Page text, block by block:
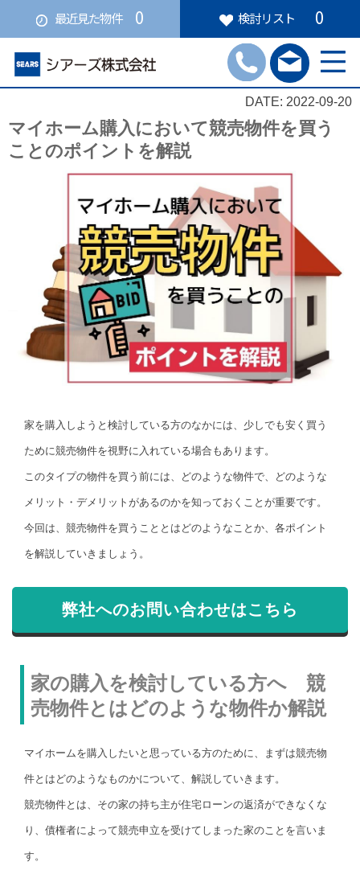
最近見た物件 0 検討リスト 0
DATE: 2022-09-20
マイホーム購入において競売物件を買う
ことのポイントを解説
家を購入しようと検討している方のなかには、少しでも安く買う
ために競売物件を視野に入れている場合もあります。
このタイプの物件を買う前には、どのような物件で、どのような
メリット・デメリットがあるのかを知っておくことが重要です。
今回は、競売物件を買うこととはどのようなことか、各ポイント
を解説していきましょう。
弊社へのお問い合わせはこちら
家の購入を検討している方へ 競
売物件とはどのような物件か解説
マイホームを購入したいと思っている方のために、まずは競売物
件とはどのようなものかについて、解説していきます。
競売物件とは、その家の持ち主が住宅ローンの返済ができなくな
り、債権者によって競売申立を受けてしまった家のことを言いま
す。